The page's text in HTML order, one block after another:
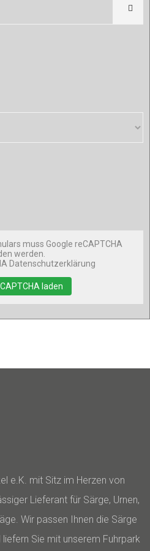
muss Google reCAPTCHA
werden.
Datenschutzerklärung
laden
e.K. mit Sitz im Herzen von
Lieferant für Särge, Urnen,
Wir passen Ihnen die Särge
Sie mit unserem Fuhrpark